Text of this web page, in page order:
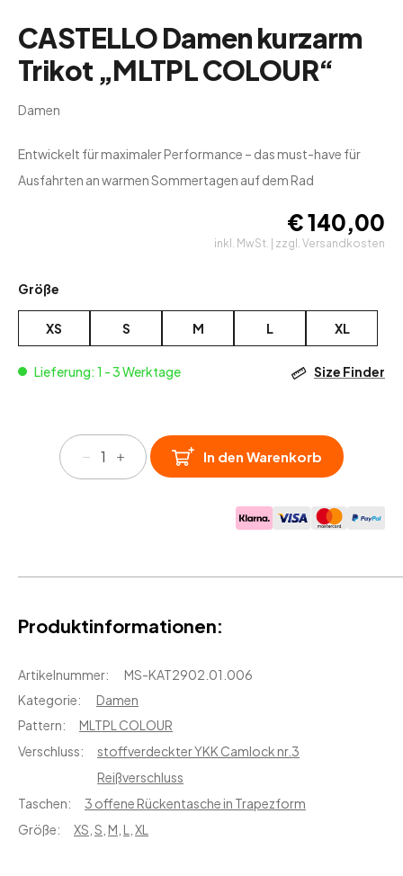
CASTELLO Damen kurzarm
Trikot „MLTPL COLOUR“
Damen
Entwickelt für maximaler Performance – das must-have für
Ausfahrten an warmen Sommertagen auf dem Rad
€140,00
inkl. MwSt. | zzgl. Versandkosten
Größe
XS S M L XL
Lieferung: 1 - 3 Werktage Size Finder
CASTELLO
Damen
COLOUR"
In den Warenkorb
Produktinformationen:
Artikelnummer:
MS-KAT2902.01.006
Kategorie:
Damen
Pattern:
MLTPL COLOUR
Verschluss:
stoffverdeckter YKK Camlock nr.3
Reißverschluss
Taschen:
3 offene Rückentasche in Trapezform
Größe:
XS S M L XL